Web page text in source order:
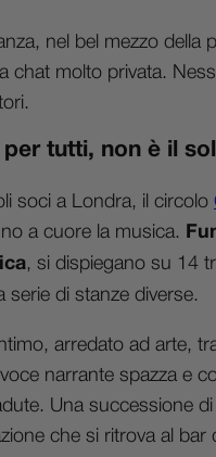
nel bel mezzo della
chat molto privata.
per tutti, non è il
soci a Londra, il circolo
a cuore la musica.
, si dispiegano su 14
serie di stanze diverse.
arredato ad arte,
narrante spazza e
Una successione
che si ritrova al